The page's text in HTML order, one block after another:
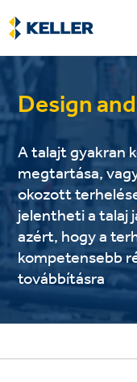
Skip
to
main
content
Design
A talajt gyakran
megtartása,
okozott
jelentheti a talaj
azért, hogy a
kompetensebb
továbbításra